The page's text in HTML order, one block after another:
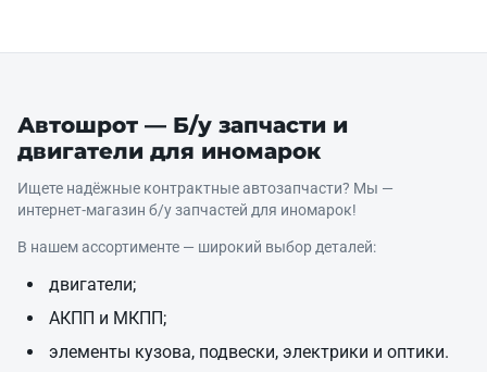
Автошрот — Б/у запчасти и
двигатели для иномарок
Ищете надёжные контрактные автозапчасти? Мы —
интернет‑магазин б/у запчастей для иномарок!
В нашем ассортименте — широкий выбор деталей:
двигатели;
АКПП и МКПП;
элементы кузова, подвески, электрики и оптики.